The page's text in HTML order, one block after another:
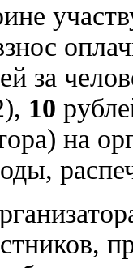
за
10
на